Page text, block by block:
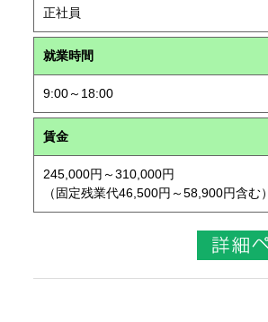
正社員
就業時間
9:00～18:00
賃金
245,000円～310,000円
（固定残業代46,500円～58,900円含む）